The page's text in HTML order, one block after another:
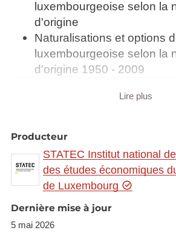
luxembourgeoise selon la
d'origine
Naturalisations et options
luxembourgeoise selon la
d'origine 1950 - 2009
données LUSTAT
Lire plus
Producteur
STATEC Institut national
des études économiques
de Luxembourg
Dernière mise à jour
5 mai 2026